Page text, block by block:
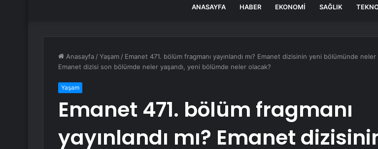
ANASAYFA HABER EKONOMI SAĞLIK
Anasayfa /Yaşam / Emanet 471. bölüm fragmanı yayınlandı mı? Emanet dizisinin yeni bölümünde neler
Emanet dizisi son bölümde neler yaşandı, yeni bölümde neler olacak?
Yaşam
Emanet 471. bölüm fragmanı
yayınlandı mı? Emanet